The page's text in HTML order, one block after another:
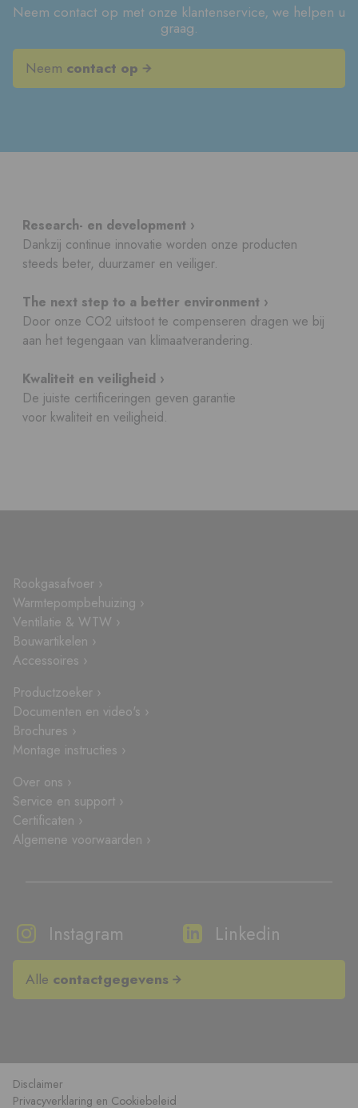
Neem contact op met onze klantenservice, we helpen u
graag.
Neem contact op
Research- en development ›
Dankzij continue innovatie worden onze producten
steeds beter, duurzamer en veiliger.
The next step to a better environment ›
Door onze CO2 uitstoot te compenseren dragen we bij
aan het tegengaan van klimaatverandering.
Kwaliteit en veiligheid ›
De juiste certificeringen geven garantie
voor kwaliteit en veiligheid.
Rookgasafvoer ›
Warmtepompbehuizing ›
Ventilatie & WTW ›
Bouwartikelen ›
Accessoires ›
Productzoeker ›
Documenten en video's ›
Brochures ›
Montage instructies ›
Over ons ›
Service en support ›
Certificaten ›
Algemene voorwaarden ›
Instagram Linkedin
Alle contactgegevens
Disclaimer
Privacyverklaring en Cookiebeleid